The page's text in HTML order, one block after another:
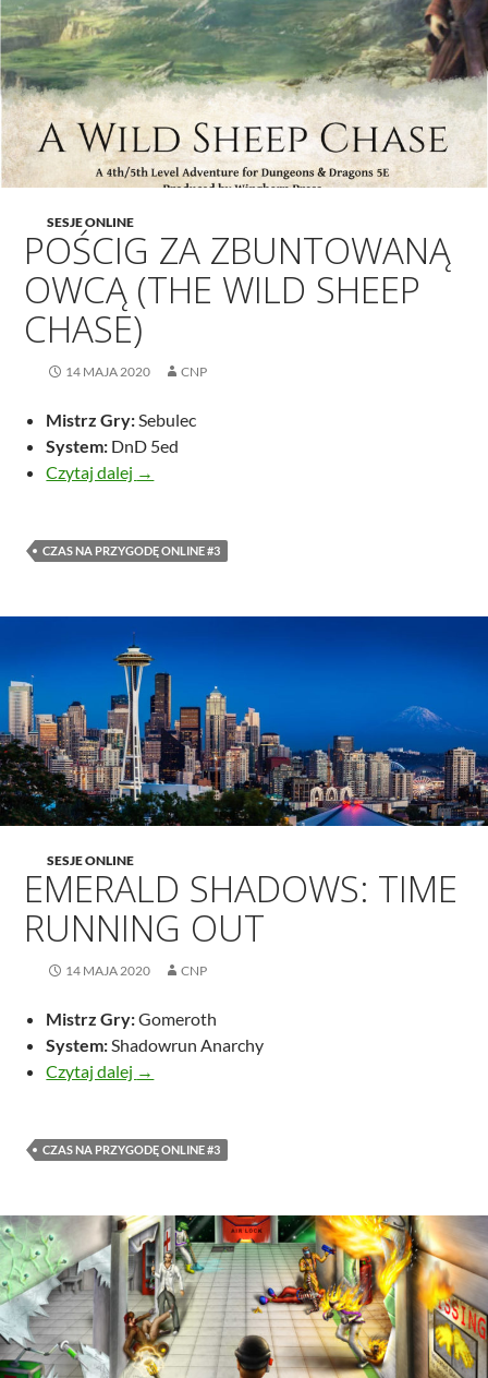
SESJE ONLINE
POŚCIG ZA ZBUNTOWANĄ
OWCĄ (THE WILD SHEEP
CHASE)
14 MAJA 2020 CNP
Mistrz Gry:Sebulec
System: DnD 5ed
Czytaj dalej Pościg za zbuntowaną owcą (The wild sheep
→
CZAS NA PRZYGODĘ ONLINE #3
SESJE ONLINE
EMERALD SHADOWS: TIME
RUNNING OUT
14 MAJA 2020 CNP
Mistrz Gry:Gomeroth
System:Shadowrun Anarchy
Czytaj dalej Emerald Shadows: Time running out
→
CZAS NA PRZYGODĘ ONLINE #3